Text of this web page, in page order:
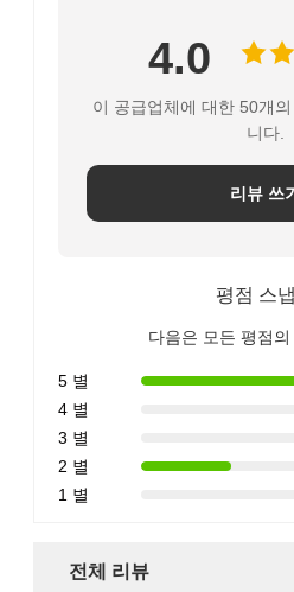
4.0
이 공급업체에 대한 50개
니다.
리뷰 쓰
평점 스
다음은 모든 평점의
5 별
4 별
3 별
2 별
1 별
전체 리뷰